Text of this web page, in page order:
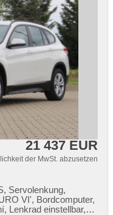
21 437 EUR
der MwSt. abzusetzen
Servolenkung,
VI', Bordcomputer,
Lenkrad einstellbar,